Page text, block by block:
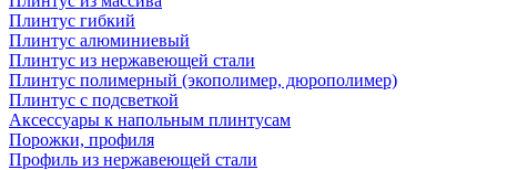
Плинтус гибкий
Плинтус алюминиевый
Плинтус из нержавеющей стали
Плинтус полимерный (экополимер, дюрополимер)
Плинтус с подсветкой
Аксессуары к напольным плинтусам
Порожки, профиля
Профиль из нержавеющей стали